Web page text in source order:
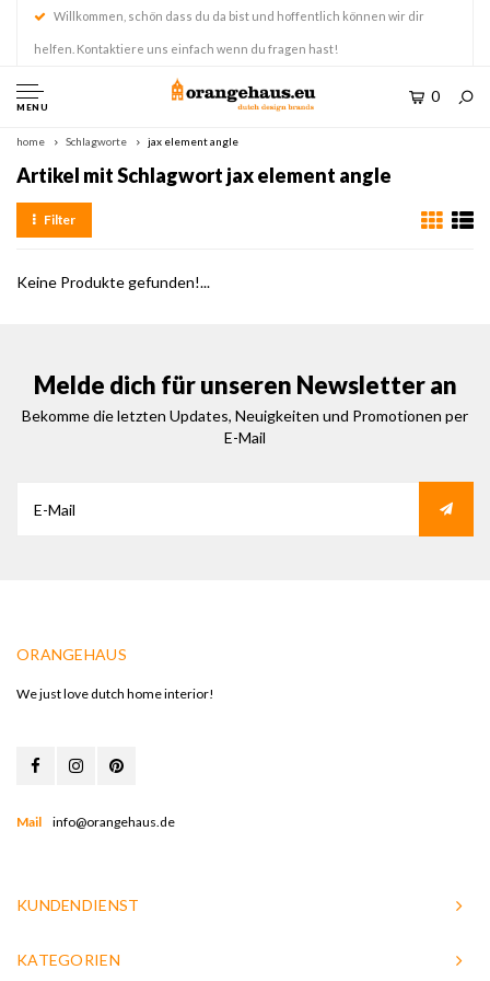
Willkommen, schön dass du da bist und hoffentlich können wir dir
helfen. Kontaktiere uns einfach wenn du fragen hast!
MENU
0
home Schlagworte jax element angle
Artikel mit Schlagwort jax element angle
Filter
Keine Produkte gefunden!...
Melde dich für unseren Newsletter an
Bekomme die letzten Updates, Neuigkeiten und Promotionen per
E-Mail
ORANGEHAUS
We just love dutch home interior!
Mail info@orangehaus.de
KUNDENDIENST
KATEGORIEN